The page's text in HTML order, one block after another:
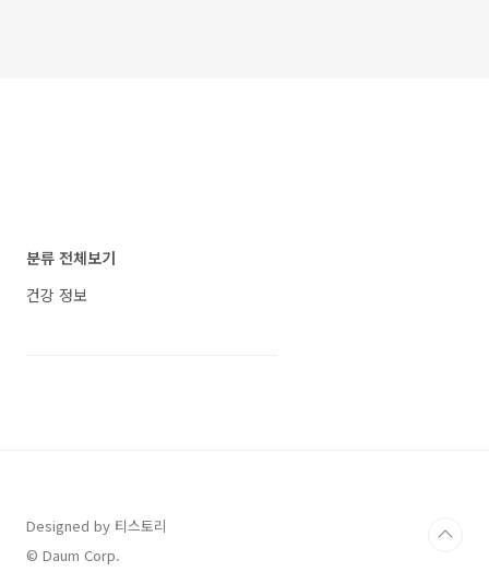
분류 전체보기
건강 정보
Designed by 티스토리
© Daum Corp.